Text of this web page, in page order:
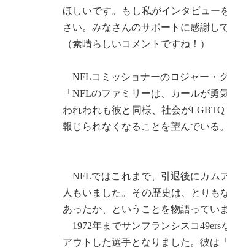
ほしいです。もし私がインタビュー
さい。みなさんのサポートに感謝し
（素晴らしいコメントですね！）
NFLコミッショナーのロジャー・
「NFLのファミリーは、カールが
われわれも彼と同様、社会が
報じられなくなることを望んでいる
NFLではこれまで、引退後にカム
人もいました。その歴史は、とり
あったか、ということを物語っていま
1972年までサンフランシスコ49ers
アウトした選手となりました。彼は